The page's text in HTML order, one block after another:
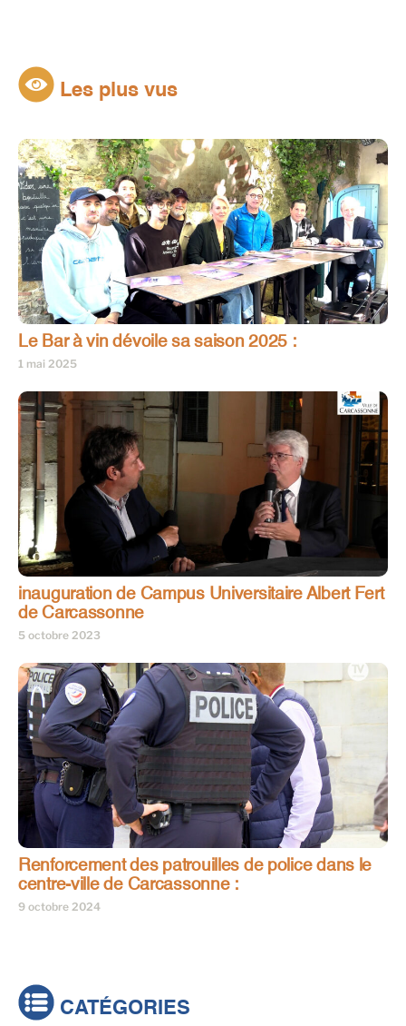
Les plus vus
Le Bar à vin dévoile sa saison 2025 :
1 mai 2025
inauguration de Campus Universitaire Albert Fert
de Carcassonne
5 octobre 2023
Renforcement des patrouilles de police dans le
centre-ville de Carcassonne :
9 octobre 2024
CATÉGORIES